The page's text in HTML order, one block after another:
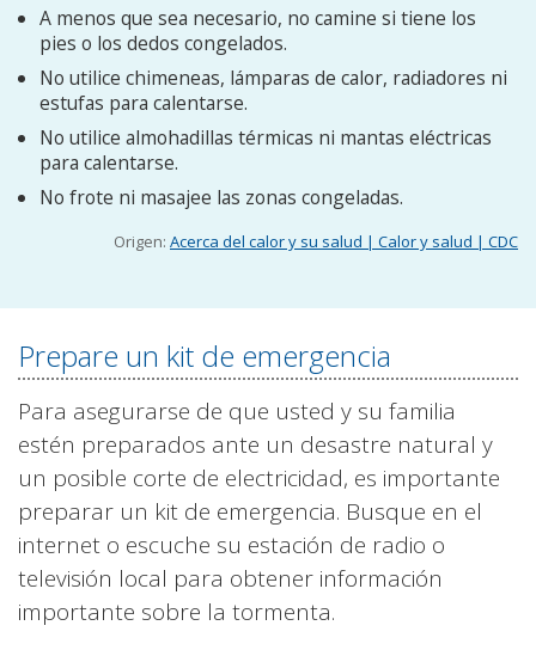
A menos que sea necesario, no camine si tiene los
pies o los dedos congelados.
No utilice chimeneas, lámparas de calor, radiadores ni
estufas para calentarse.
No utilice almohadillas térmicas ni mantas eléctricas
para calentarse.
No frote ni masajee las zonas congeladas.
Origen: Acerca del calor y su salud | Calor y salud | CDC
Prepare un kit de emergencia
Para asegurarse de que usted y su familia
estén preparados ante un desastre natural y
un posible corte de electricidad, es importante
preparar un kit de emergencia. Busque en el
internet o escuche su estación de radio o
televisión local para obtener información
importante sobre la tormenta.